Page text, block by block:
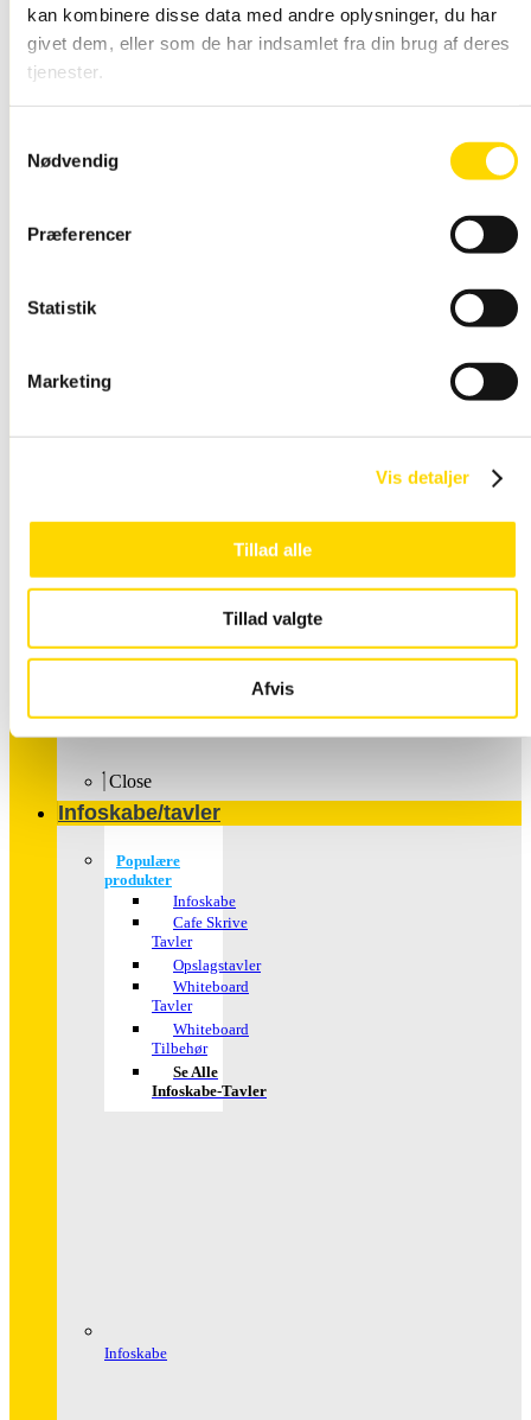
kan kombinere disse data med andre oplysninger, du har
givet dem, eller som de har indsamlet fra din brug af deres
tjenester.
Nødvendig
Præferencer
Statistik
Marketing
Vis detaljer
Tillad alle
Tillad valgte
Afvis
Close
Infoskabe/tavler
Populære
produkter
Infoskabe
Cafe Skrive
Tavler
Opslagstavler
Whiteboard
Tavler
Whiteboard
Tilbehør
Se Alle
Infoskabe-Tavler
Infoskabe